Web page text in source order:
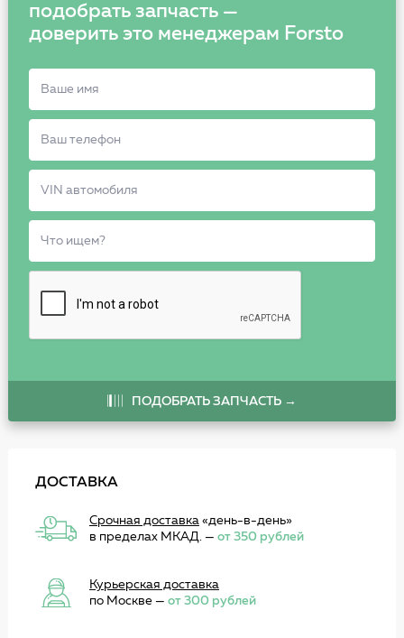
подобрать запчасть —
доверить это менеджерам Forsto
ПОДОБРАТЬ ЗАПЧАСТЬ →
ДОСТАВКА
Срочная доставка«день-в-день»
в пределах МКАД. — от 350 рублей
Курьерская доставка
по Москве — от 300 рублей